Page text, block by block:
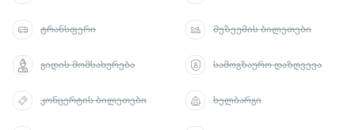
ტრანსფერი მუზეუმის ბილეთები
გიდის მომსახურება სამოგზაურო დაზღვევა
კონცერტის ბილეთები ხელბარგი